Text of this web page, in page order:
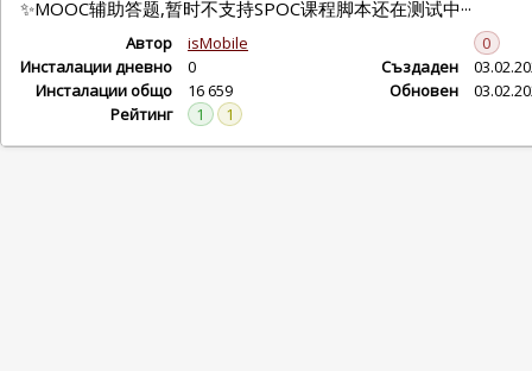
✨MOOC辅助答题,暂时不支持SPOC课程脚本还在测试中···
Автор
isMobile
Инсталации дневно
0
Инсталации общо
16 659
Рейтинг
1 1
0
Създаден
Обновен